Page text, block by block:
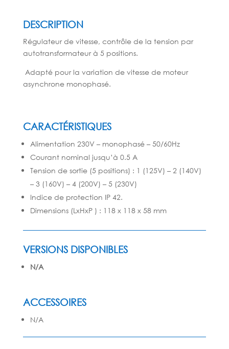
DESCRIPTION
Régulateur de vitesse, contrôle de la tension par
autotransformateur à 5 positions.
Adapté pour la variation de vitesse de moteur
asynchrone monophasé.
CARACTÉRISTIQUES
Alimentation 230V – monophasé – 50/60Hz
Courant nominal jusqu’à 0.5 A
Tension de sortie (5 positions) : 1 (125V) – 2 (140V)
– 3 (160V) – 4 (200V) – 5 (230V)
Indice de protection IP 42.
Dimensions (LxHxP ) : 118 x 118 x 58 mm
VERSIONS DISPONIBLES
N/A
ACCESSOIRES
N/A